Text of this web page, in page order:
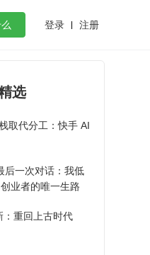
登录 注册
选
取代分工：快手 AI
后一次对话：我低
业者的唯一生路
：重回上古时代